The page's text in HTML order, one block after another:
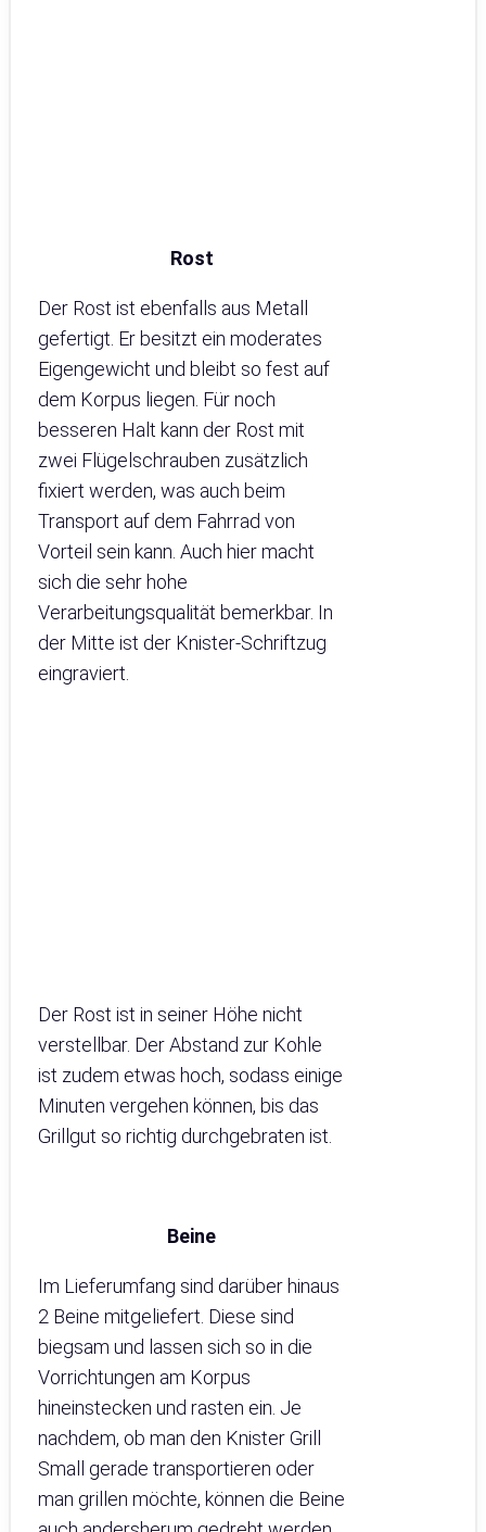
Rost
Der Rost ist ebenfalls aus Metall
gefertigt. Er besitzt ein moderates
Eigengewicht und bleibt so fest auf
dem Korpus liegen. Für noch
besseren Halt kann der Rost mit
zwei Flügelschrauben zusätzlich
fixiert werden, was auch beim
Transport auf dem Fahrrad von
Vorteil sein kann. Auch hier macht
sich die sehr hohe
Verarbeitungsqualität bemerkbar. In
der Mitte ist der Knister-Schriftzug
eingraviert.
Der Rost ist in seiner Höhe nicht
verstellbar. Der Abstand zur Kohle
ist zudem etwas hoch, sodass einige
Minuten vergehen können, bis das
Grillgut so richtig durchgebraten ist.
Beine
Im Lieferumfang sind darüber hinaus
2 Beine mitgeliefert. Diese sind
biegsam und lassen sich so in die
Vorrichtungen am Korpus
hineinstecken und rasten ein. Je
nachdem, ob man den Knister Grill
Small gerade transportieren oder
man grillen möchte, können die Beine